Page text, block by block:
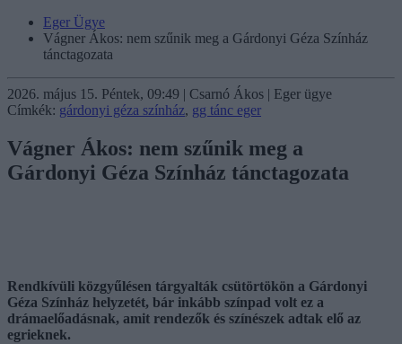
Eger Ügye
Vágner Ákos: nem szűnik meg a Gárdonyi Géza Színház
tánctagozata
2026. május 15. Péntek, 09:49 | Csarnó Ákos | Eger ügye
Címkék: gárdonyi géza színház, gg tánc eger
Vágner Ákos: nem szűnik meg a
Gárdonyi Géza Színház tánctagozata
Rendkívüli közgyűlésen tárgyalták csütörtökön a Gárdonyi
Géza Színház helyzetét, bár inkább színpad volt ez a
drámaelőadásnak, amit rendezők és színészek adtak elő az
egrieknek.